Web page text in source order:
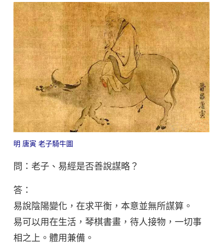
明 唐寅 老子騎牛圖
問：老子、易經是否善說謀略？
答：
易說陰陽變化，在求平衡，本意並無所謀算。
易可以用在生活，琴棋書畫，待人接物，一切事
相之上。體用兼備。